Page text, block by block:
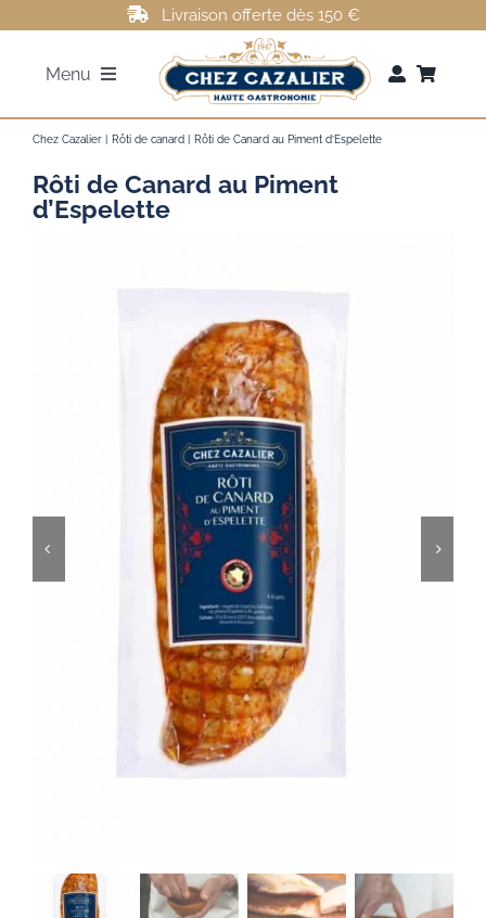
contenu
Livraison offerte dès 150 €
Menu
FOIE GRAS
ROTI DE CANARD
CONFITS DE CANARD
ACCOMPAGNEMENTS
Chez Cazalier Rôti de canard Rôti de Canard au Piment d’Espelette
Rôti de Canard au Piment
d’Espelette